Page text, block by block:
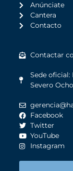
Anúnciate
Cantera
Contacto
Contactar
Sede oficial:
Severo
Facebook
Twitter
YouTube
Instagram